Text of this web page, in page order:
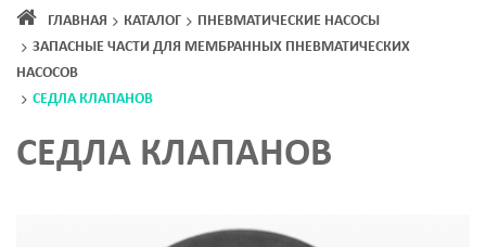
ГЛАВНАЯ КАТАЛОГ
ПНЕВМАТИЧЕСКИЕ НАСОСЫ
ЗАПАСНЫЕ ЧАСТИ ДЛЯ МЕМБРАННЫХ ПНЕВМАТИЧЕСКИХ
НАСОСОВ
СЕДЛА КЛАПАНОВ
СЕДЛА КЛАПАНОВ